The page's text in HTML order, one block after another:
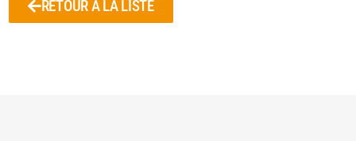
RETOUR À LA LISTE